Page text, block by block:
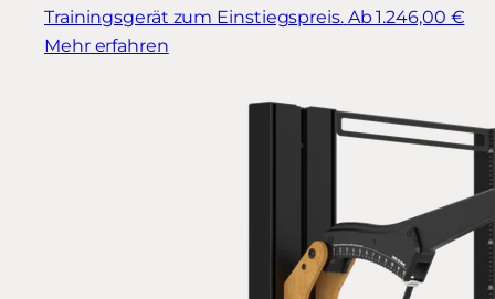
Trainingsgerät zum Einstiegspreis. Ab 1.246,00 €
Mehr erfahren